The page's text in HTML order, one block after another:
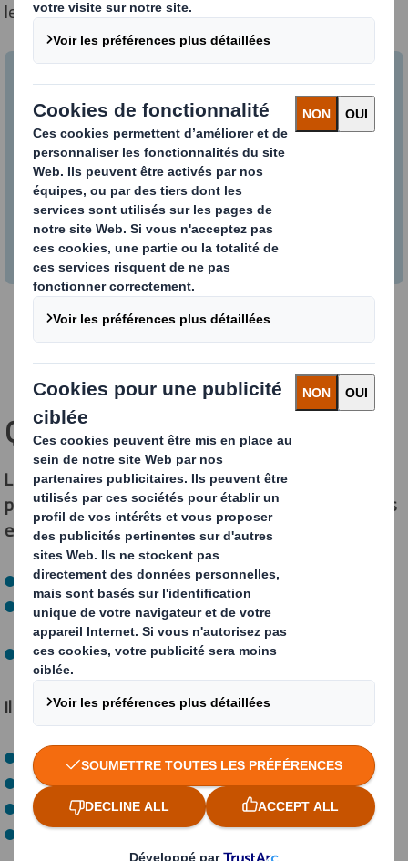
leurs avantages et des études de cas appliquées.
Guide des indicateurs de conception
circulaire
Téléchargez ce guide d'information pour obtenir
une explication complète des indicateurs de
conception circulaire, de leurs avantages et des
études de cas appliquées.
TÉLÉCHARGEZ LE GUIDE
Quels bénéfices pour vous ?
Les Indicateurs de Conception Circulaire vous
permettront d’améliorer la performance durable de vos
emballages en :
Réduisant les déchets et la pollution
Prolongeant la durée d’utilisation des matériaux et des
produits
Régénérant les systèmes naturels
Il n’est pas nécessaire de choisir entre :
Protéger votre produit
Rendre votre cycle d’approvisionnement plus efficace
Améliorer votre performance environnementale
Offrir une meilleure expérience client